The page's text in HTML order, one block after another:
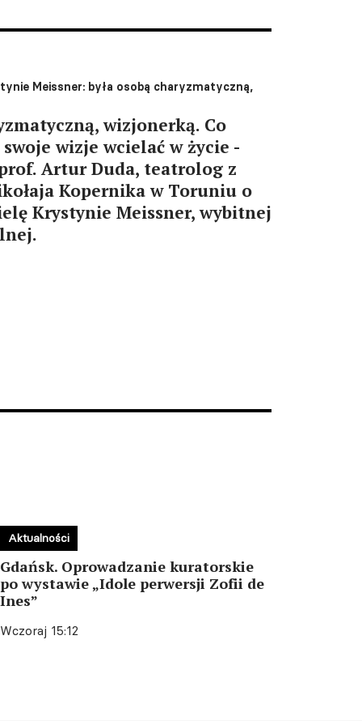
Meissner: była osobą charyzmatyczną,
wizjonerką. Co
wizje wcielać w życie -
Artur Duda, teatrolog z
Kopernika w Toruniu o
Krystynie Meissner, wybitnej
Gdańsk. Oprowadzanie kuratorskie
po wystawie „Idole perwersji Zofii de
Ines”
Wczoraj 15:12
Aktualności